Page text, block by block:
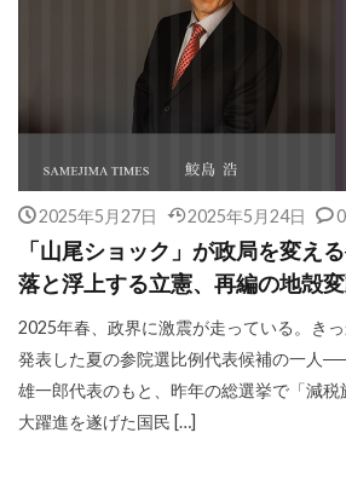
2025年5月27日 2025年5月24日
「山尾ショック」が政局を変え
落と浮上する立憲、再編の地殻
2025年春、政界に激震が走っている。き
発表した夏の参院選比例代表候補の一人
雄一郎代表のもと、昨年の総選挙で「減税
大躍進を遂げた国民 […]